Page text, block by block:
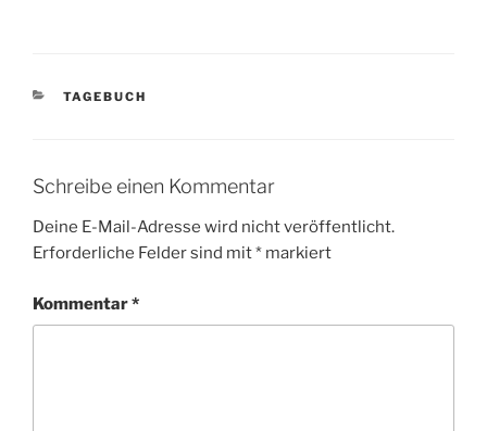
KATEGORIEN
TAGEBUCH
Schreibe einen Kommentar
Deine E-Mail-Adresse wird nicht veröffentlicht.
Erforderliche Felder sind mit* markiert
Kommentar*